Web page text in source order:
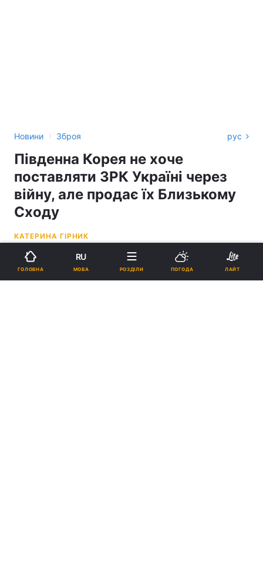
Новини › Зброя рус
Південна Корея не хоче
поставляти ЗРК Україні через
війну, але продає їх Близькому
Сходу
КАТЕРИНА ГІРНИК
11:05, 24.05.26
ГОЛОВНА
RU
МОВА РОЗДІЛИ ПОГОДА ЛАЙТ